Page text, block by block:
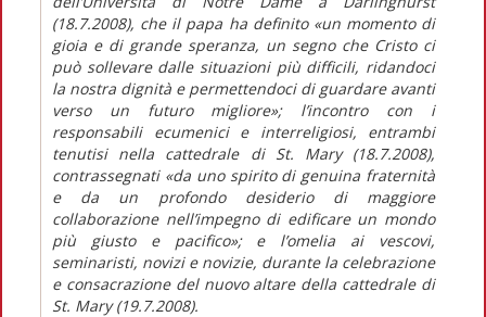
(18.7.2008), che il papa ha definito «un momento di
gioia e di grande speranza, un segno che Cristo ci
può sollevare dalle situazioni più difficili, ridandoci
la nostra dignità e permettendoci di guardare avanti
verso un futuro migliore»; l’incontro con i
responsabili ecumenici e interreligiosi, entrambi
tenutisi nella cattedrale di St. Mary (18.7.2008),
contrassegnati «da uno spirito di genuina fraternità
e da un profondo desiderio di maggiore
collaborazione nell’impegno di edificare un mondo
più giusto e pacifico»; e l’omelia ai vescovi,
seminaristi, novizi e novizie, durante la celebrazione
e consacrazione del nuovo altare della cattedrale di
St. Mary (19.7.2008).